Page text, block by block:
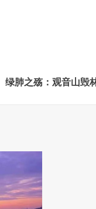
绿肺之殇：观音山毁